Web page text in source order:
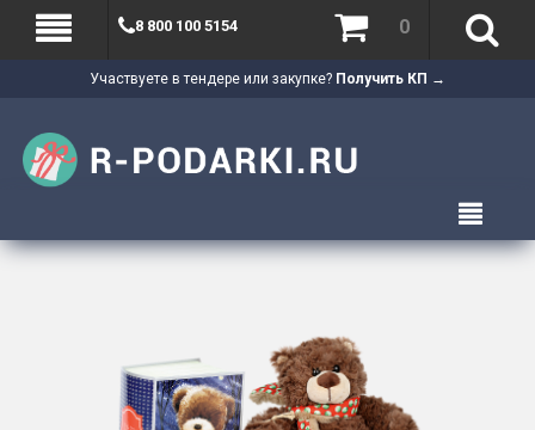
Участвуете в тендере или закупке? Получить КП →
8 800 100 5154 0